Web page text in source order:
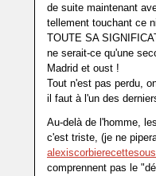
de suite maintenant
tellement touchant ce
TOUTE SA
ne serait-ce qu'une
Madrid et oust !
Tout n'est pas perdu,
il faut à l'un des
Au-delà de l'homme,
c'est triste, (je ne
comprennent pas le